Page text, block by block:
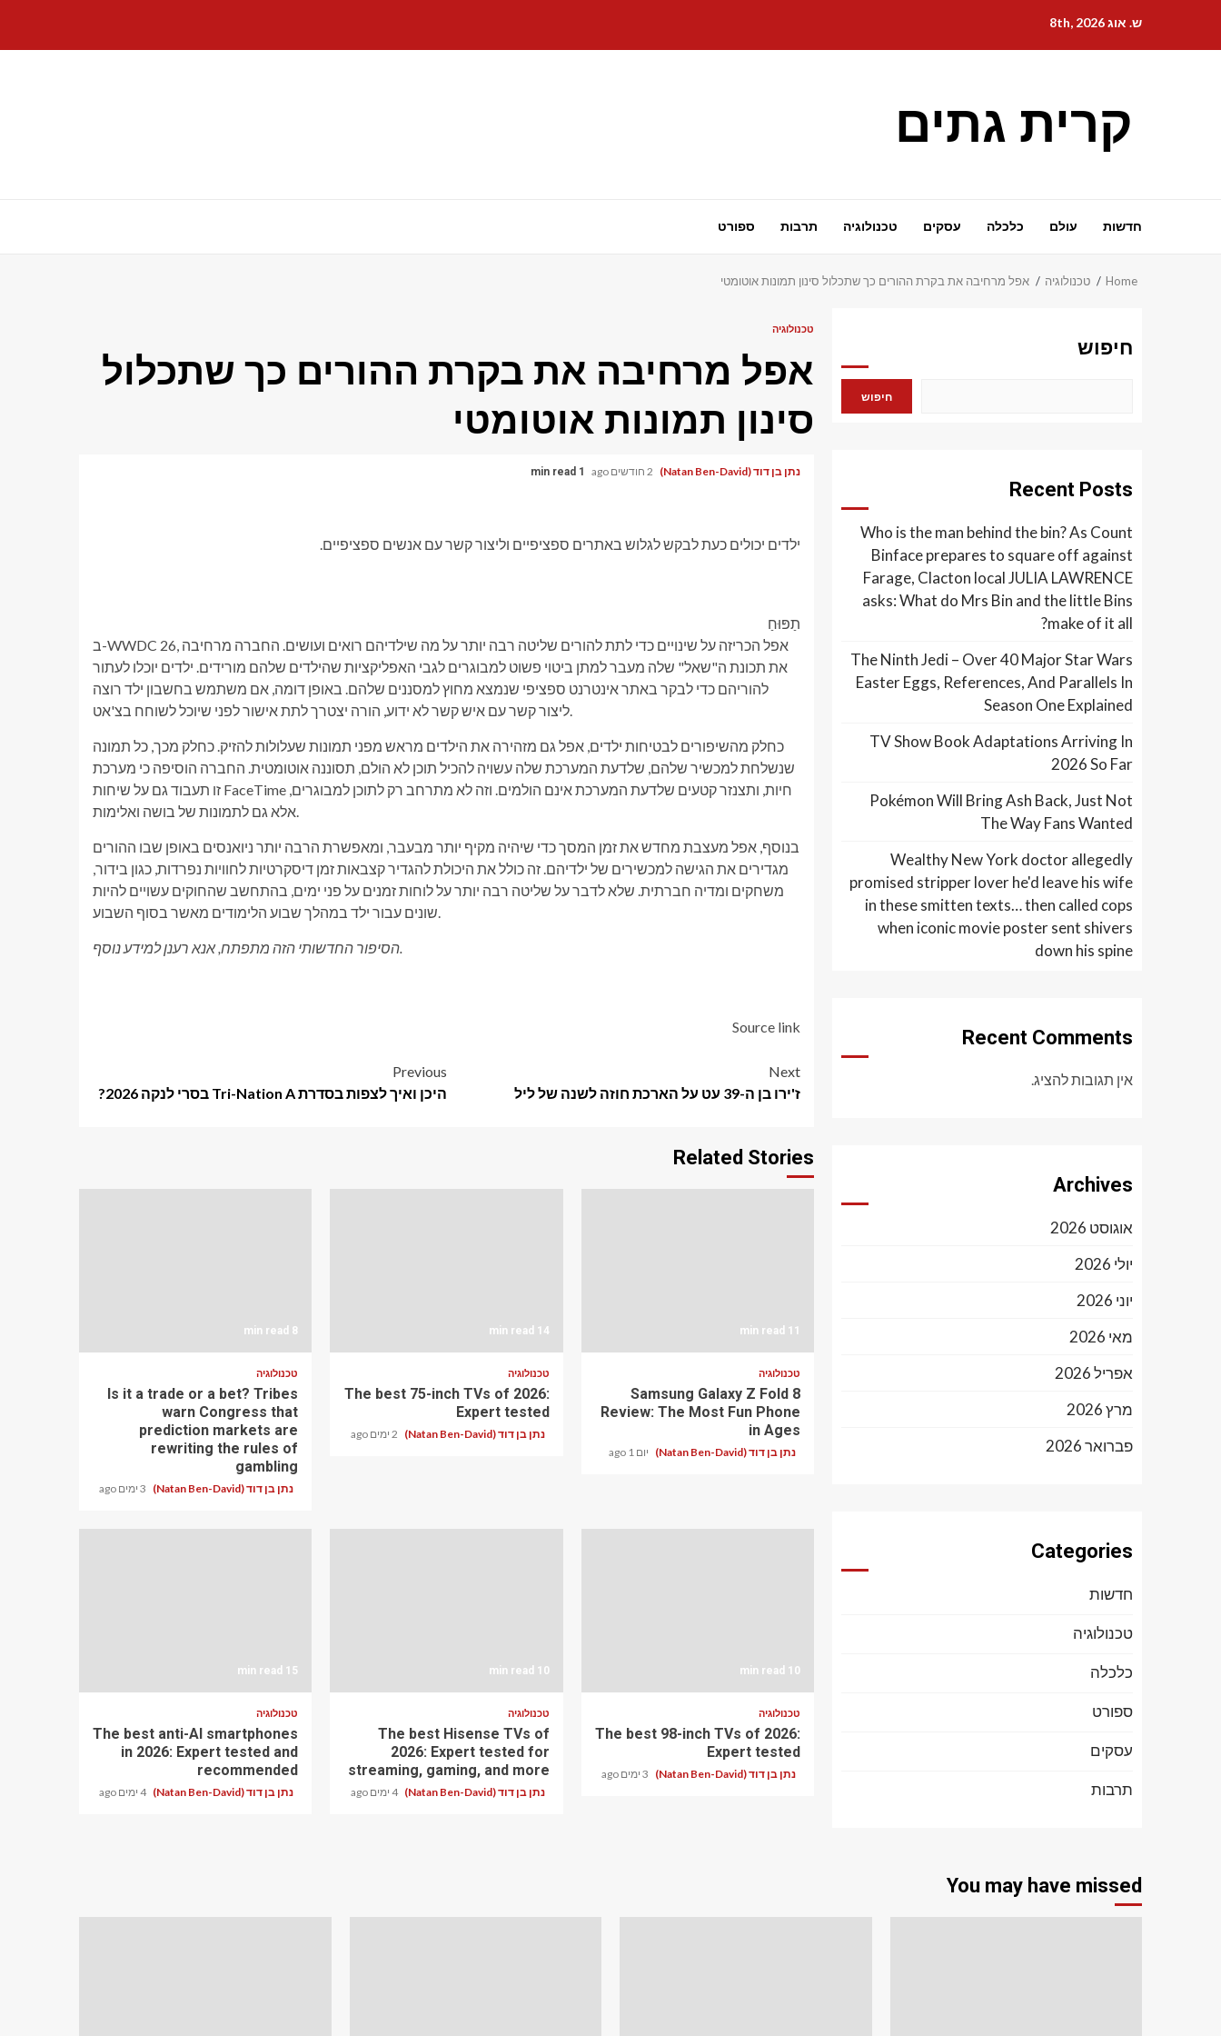
content
ש. אוג 8th, 2026
קרית גתים
חדשות עולם כלכלה עסקים טכנולוגיה תרבות ספורט
Home טכנולוגיה אפל מרחיבה את בקרת ההורים כך שתכלול סינון תמונות אוטומטי
טכנולוגיה
אפל מרחיבה את בקרת ההורים כך שתכלול
סינון תמונות אוטומטי
נתן בן דוד (Natan Ben-David) 2 חודשים ago 1 min read
ילדים יכולים כעת לבקש לגלוש באתרים ספציפיים וליצור קשר עם אנשים ספציפיים.
תַפּוּחַ
ב-WWDC 26, אפל הכריזה על שינויים כדי לתת להורים שליטה רבה יותר על מה שילדיהם רואים ועושים. החברה מרחיבה
את תכונת ה"שאל" שלה מעבר למתן ביטוי פשוט למבוגרים לגבי האפליקציות שהילדים שלהם מורידים. ילדים יוכלו לעתור
להוריהם כדי לבקר באתר אינטרנט ספציפי שנמצא מחוץ למסננים שלהם. באופן דומה, אם משתמש בחשבון ילד רוצה
ליצור קשר עם איש קשר לא ידוע, הורה יצטרך לתת אישור לפני שיוכל לשוחח בצ'אט.
כחלק מהשיפורים לבטיחות ילדים, אפל גם מזהירה את הילדים מראש מפני תמונות שעלולות להזיק. כחלק מכך, כל תמונה
שנשלחת למכשיר שלהם, שלדעת המערכת שלה עשויה להכיל תוכן לא הולם, תסוננה אוטומטית. החברה הוסיפה כי מערכת
זו תעבוד גם על שיחות FaceTime חיות, ותצנזר קטעים שלדעת המערכת אינם הולמים. וזה לא מתרחב רק לתוכן למבוגרים,
אלא גם לתמונות של בושה ואלימות.
בנוסף, אפל מעצבת מחדש את זמן המסך כדי שיהיה מקיף יותר מבעבר, ומאפשרת הרבה יותר ניואנסים באופן שבו ההורים
מגדירים את הגישה למכשירים של ילדיהם. זה כולל את היכולת להגדיר קצבאות זמן דיסקרטיות לחוויות נפרדות, כגון בידור,
משחקים ומדיה חברתית. שלא לדבר על שליטה רבה יותר על לוחות זמנים על פני ימים, בהתחשב שהחוקים עשויים להיות
שונים עבור ילד במהלך שבוע הלימודים מאשר בסוף השבוע.
הסיפור החדשותי הזה מתפתח, אנא רענן למידע נוסף.
Source link
Post
Previous
היכן ואיך לצפות בסדרת Tri-Nation A בסרי לנקה 2026?
Next
ז'ירו בן ה-39 עט על הארכת חוזה לשנה של ליל
Related Stories
11 min read
טכנולוגיה
Samsung Galaxy Z Fold 8
Review: The Most Fun Phone
in Ages
נתן בן דוד (Natan Ben-David) יום 1 ago
14 min read
טכנולוגיה
The best 75-inch TVs of 2026:
Expert tested
נתן בן דוד (Natan Ben-David) 2 ימים ago
8 min read
טכנולוגיה
Is it a trade or a bet? Tribes
warn Congress that
prediction markets are
rewriting the rules of
gambling
נתן בן דוד (Natan Ben-David) 3 ימים ago
10 min read
טכנולוגיה
The best 98-inch TVs of 2026:
Expert tested
נתן בן דוד (Natan Ben-David) 3 ימים ago
10 min read
טכנולוגיה
The best Hisense TVs of
2026: Expert tested for
streaming, gaming, and more
נתן בן דוד (Natan Ben-David) 4 ימים ago
15 min read
טכנולוגיה
The best anti-AI smartphones
in 2026: Expert tested and
recommended
נתן בן דוד (Natan Ben-David) 4 ימים ago
חיפוש
חיפוש
Recent Posts
Who is the man behind the bin? As Count
Binface prepares to square off against
Farage, Clacton local JULIA LAWRENCE
asks: What do Mrs Bin and the little Bins
make of it all?
The Ninth Jedi – Over 40 Major Star Wars
Easter Eggs, References, And Parallels In
Season One Explained
TV Show Book Adaptations Arriving In
2026 So Far
Pokémon Will Bring Ash Back, Just Not
The Way Fans Wanted
Wealthy New York doctor allegedly
promised stripper lover he'd leave his wife
in these smitten texts… then called cops
when iconic movie poster sent shivers
down his spine
Recent Comments
אין תגובות להציג.
Archives
אוגוסט 2026
יולי 2026
יוני 2026
מאי 2026
אפריל 2026
מרץ 2026
פברואר 2026
Categories
חדשות
טכנולוגיה
כלכלה
ספורט
עסקים
תרבות
You may have missed